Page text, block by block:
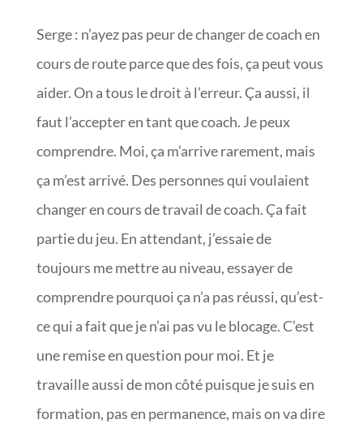
Serge : n’ayez pas peur de changer de coach en
cours de route parce que des fois, ça peut vous
aider. On a tous le droit à l’erreur. Ça aussi, il
faut l’accepter en tant que coach. Je peux
comprendre. Moi, ça m’arrive rarement, mais
ça m’est arrivé. Des personnes qui voulaient
changer en cours de travail de coach. Ça fait
partie du jeu. En attendant, j’essaie de
toujours me mettre au niveau, essayer de
comprendre pourquoi ça n’a pas réussi, qu’est-
ce qui a fait que je n’ai pas vu le blocage. C’est
une remise en question pour moi. Et je
travaille aussi de mon côté puisque je suis en
formation, pas en permanence, mais on va dire